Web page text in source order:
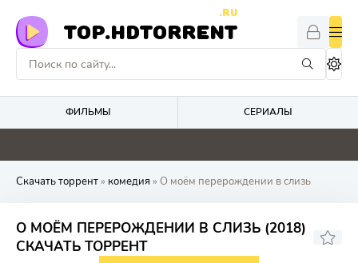
TOP.HDTORRENT
.RU
ФИЛЬМЫ СЕРИАЛЫ
0 0 0 0
Скачать торрент» комедия » О моём перерождении в слизь
О МОЁМ ПЕРЕРОЖДЕНИИ В СЛИЗЬ (2018)
СКАЧАТЬ ТОРРЕНТ